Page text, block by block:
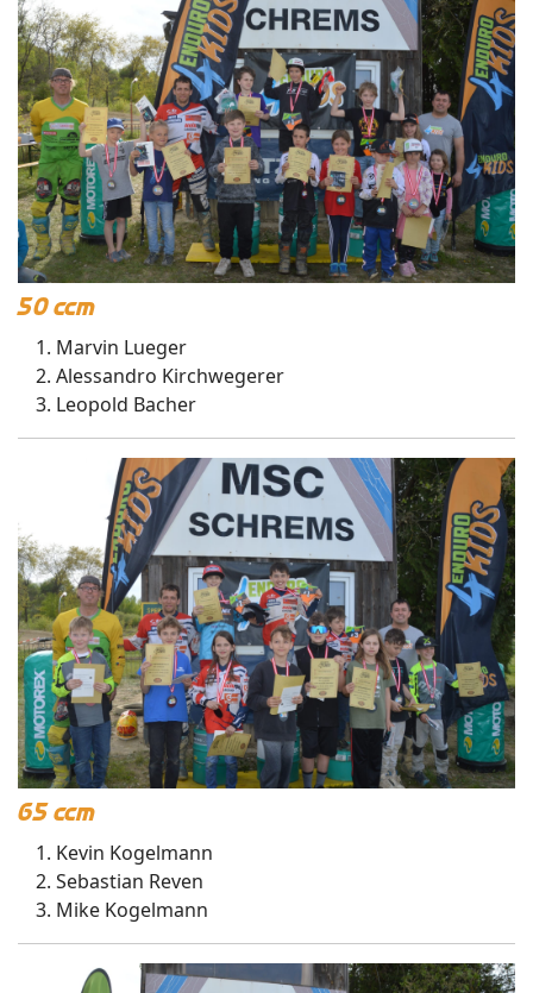
50 ccm
Marvin Lueger
Alessandro Kirchwegerer
Leopold Bacher
65 ccm
Kevin Kogelmann
Sebastian Reven
Mike Kogelmann